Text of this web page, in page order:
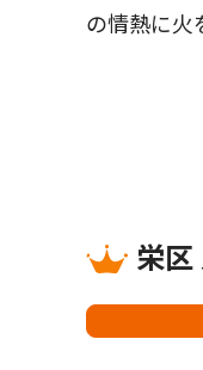
の情熱に火
栄区